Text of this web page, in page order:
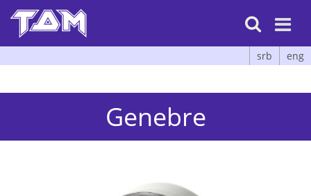

srb eng
Genebre